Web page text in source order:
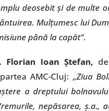
deosebit şi de multe
Mulţumesc lui
până la capăt”.
Ioan Ştefan,
AMC-Cluj: „Ziua
a dreptului
nepăsarea, ş.a.,